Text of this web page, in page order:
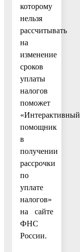
которому
нельзя
рассчитывать
на
изменение
сроков
уплаты
налогов
поможет
«Интерактивный
помощник
в
получении
рассрочки
по
уплате
налогов»
на сайте
ФНС
России.